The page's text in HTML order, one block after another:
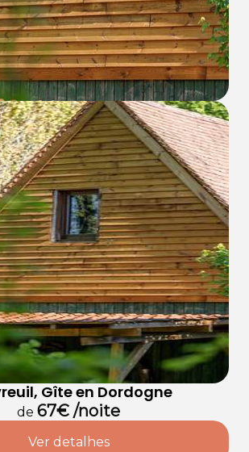
Gîte en Dordogne
de 67€ /noite
Ver detalhes